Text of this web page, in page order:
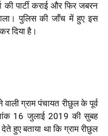
की पार्टी कराई और फिर जबरन
पुलिस की जाँच में हुए इस
दिया है।
ग्राम पंचायत रीछुल के पूर्व
16 जुलाई 2019 की सुबह
हुए बताया था कि ग्राम रीछुल